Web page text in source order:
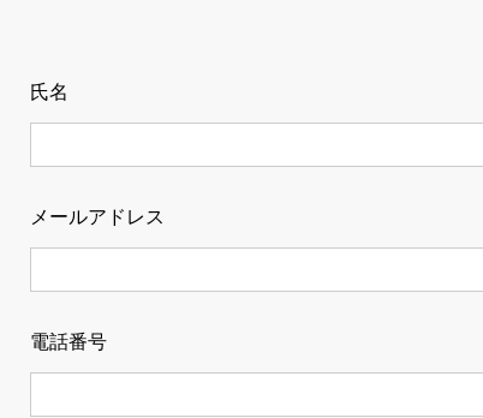
氏名
メールアドレス
電話番号